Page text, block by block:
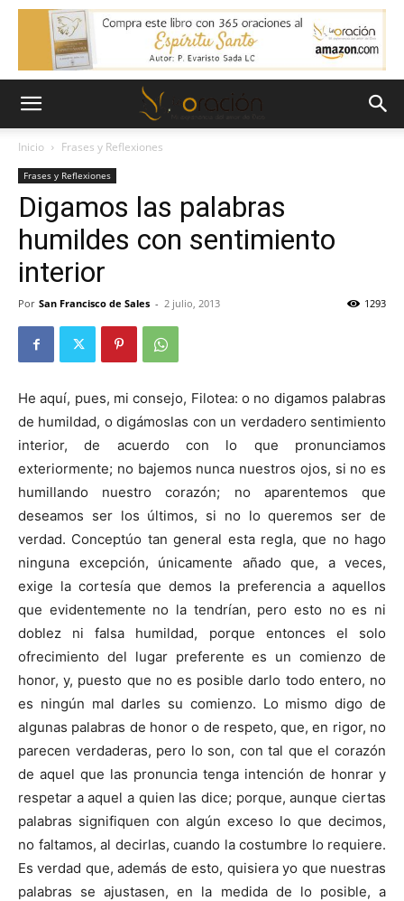
Inicio Frases y Reflexiones
Frases y Reflexiones
Digamos las palabras
humildes con sentimiento
interior
Por San Francisco de Sales - 2 julio, 2013 1293
He aquí, pues, mi consejo, Filotea: o no digamos palabras
de humildad, o digámoslas con un verdadero sentimiento
interior, de acuerdo con lo que pronunciamos
exteriormente; no bajemos nunca nuestros ojos, si no es
humillando nuestro corazón; no aparentemos que
deseamos ser los últimos, si no lo queremos ser de
verdad. Conceptúo tan general esta regla, que no hago
ninguna excepción, únicamente añado que, a veces,
exige la cortesía que demos la preferencia a aquellos
que evidentemente no la tendrían, pero esto no es ni
doblez ni falsa humildad, porque entonces el solo
ofrecimiento del lugar preferente es un comienzo de
honor, y, puesto que no es posible darlo todo entero, no
es ningún mal darles su comienzo. Lo mismo digo de
algunas palabras de honor o de respeto, que, en rigor, no
parecen verdaderas, pero lo son, con tal que el corazón
de aquel que las pronuncia tenga intención de honrar y
respetar a aquel a quien las dice; porque, aunque ciertas
palabras signifiquen con algún exceso lo que decimos,
no faltamos, al decirlas, cuando la costumbre lo requiere.
Es verdad que, además de esto, quisiera yo que nuestras
palabras se ajustasen, en la medida de lo posible, a